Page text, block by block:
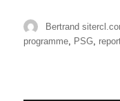
Auteur
Bertrand
programme, PSG,